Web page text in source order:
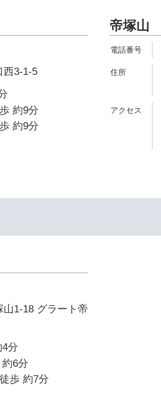
西3-1-5
約9分
約9分
帝塚山
1-18 グラート帝
分
6分
歩 約7分